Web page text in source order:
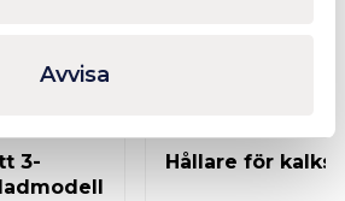
Avvisa
3-
Hållare för